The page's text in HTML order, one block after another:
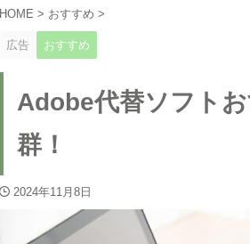
HOME > おすすめ >
広告 おすすめ
Adobe代替ソフト
群！
2024年11月8日